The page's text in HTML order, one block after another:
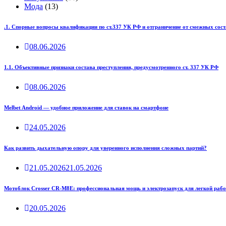
Мода (13)
.1. Спорные вопросы квалификации по ст.337 УК РФ и отграничение от смежных
08.06.2026
1.1. Объективные признаки состава преступления, предусмотренного ст. 337 УК РФ
08.06.2026
Melbet Android — удобное приложение для ставок на смартфоне
24.05.2026
Как развить дыхательную опору для уверенного исполнения сложных партий?
21.05.202621.05.2026
Мотоблок Crosser CR-M8E: профессиональная мощь и электрозапуск для легкой
20.05.2026